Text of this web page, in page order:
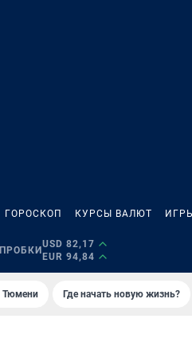
ГОРОСКОП КУРСЫ ВАЛЮТ
USD 82,17
EUR 94,84
Тюмени Где начать новую жизнь?